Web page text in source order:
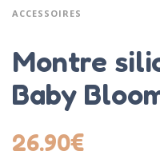
ACCESSOIRES
Montre
Baby
26.90€